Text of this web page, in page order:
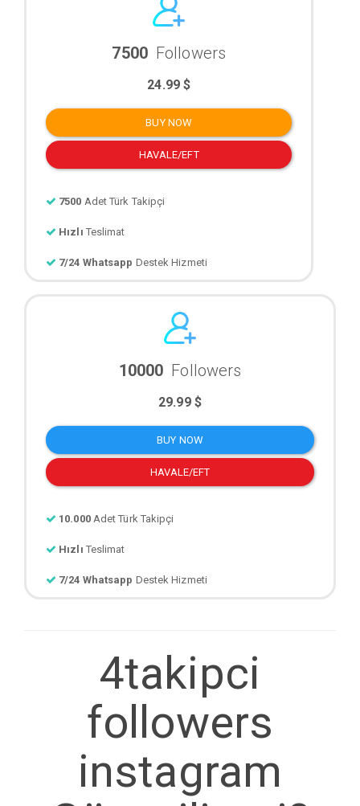
7500 Followers
24.99 $
BUY NOW
HAVALE/EFT
7500 Adet Türk Takipçi
Hızlı Teslimat
7/24 Whatsapp Destek Hizmeti
10000 Followers
29.99 $
BUY NOW
HAVALE/EFT
10.000 Adet Türk Takipçi
Hızlı Teslimat
7/24 Whatsapp Destek Hizmeti
4takipci
followers
instagram